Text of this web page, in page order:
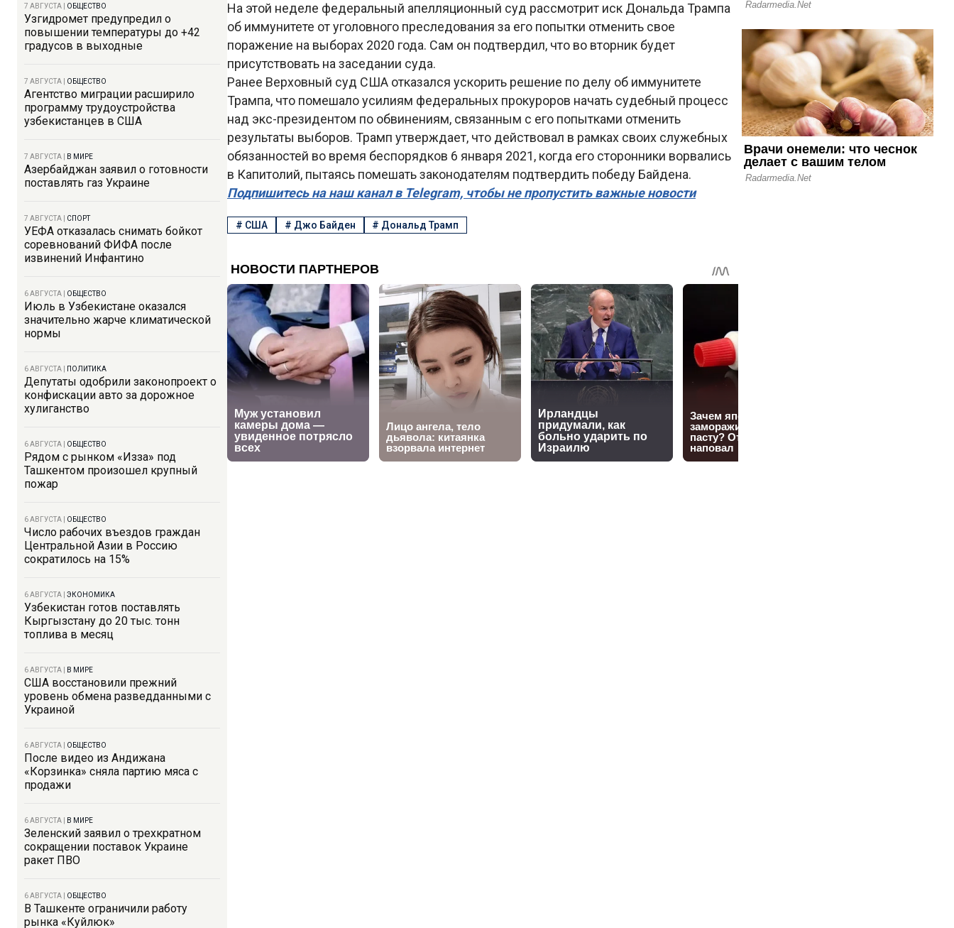
7 АВГУСТА ОБЩЕСТВО
Узгидромет предупредил о
повышении температуры до +42
градусов в выходные
7 АВГУСТА ОБЩЕСТВО
Агентство миграции расширило
программу трудоустройства
узбекистанцев в США
7 АВГУСТА В МИРЕ
Азербайджан заявил о готовности
поставлять газ Украине
7 АВГУСТА СПОРТ
УЕФА отказалась снимать бойкот
соревнований ФИФА после
извинений Инфантино
6 АВГУСТА ОБЩЕСТВО
Июль в Узбекистане оказался
значительно жарче климатической
нормы
6 АВГУСТА ПОЛИТИКА
Депутаты одобрили законопроект о
конфискации авто за дорожное
хулиганство
6 АВГУСТА ОБЩЕСТВО
Рядом с рынком «Изза» под
Ташкентом произошел крупный
пожар
6 АВГУСТА ОБЩЕСТВО
Число рабочих въездов граждан
Центральной Азии в Россию
сократилось на 15%
6 АВГУСТА ЭКОНОМИКА
Узбекистан готов поставлять
Кыргызстану до 20 тыс. тонн
топлива в месяц
6 АВГУСТА В МИРЕ
США восстановили прежний
уровень обмена разведданными с
Украиной
6 АВГУСТА ОБЩЕСТВО
После видео из Андижана
«Корзинка» сняла партию мяса с
продажи
6 АВГУСТА В МИРЕ
Зеленский заявил о трехкратном
сокращении поставок Украине
ракет ПВО
6 АВГУСТА ОБЩЕСТВО
В Ташкенте ограничили работу
рынка «Куйлюк»
На этой неделе федеральный апелляционный суд рассмотрит иск Дональда Трампа
об иммунитете от уголовного преследования за его попытки отменить свое
поражение на выборах 2020 года. Сам он подтвердил, что во вторник будет
присутствовать на заседании суда.
Ранее Верховный суд США отказался ускорить решение по делу об иммунитете
Трампа, что помешало усилиям федеральных прокуроров начать судебный процесс
над экс-президентом по обвинениям, связанным с его попытками отменить
результаты выборов. Трамп утверждает, что действовал в рамках своих служебных
обязанностей во время беспорядков 6 января 2021, когда его сторонники ворвались
в Капитолий, пытаясь помешать законодателям подтвердить победу Байдена.
Подпишитесь на наш канал в Telegram, чтобы не пропустить важные новости
# США # Джо Байден # Дональд Трамп